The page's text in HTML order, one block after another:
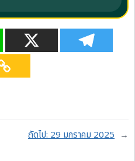
ถัดไป:29 มกราคม 2025 →